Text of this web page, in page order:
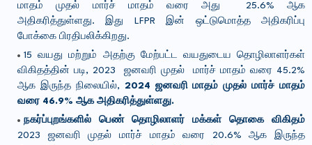
மாதம் முதல் மார்ச் மாதம் வரை அது 25.6% ஆக
அதிகரித்துள்ளது. இது LFPR இன் ஒட்டுமொத்த அதிகரிப்பு
போக்கை பிரதிபலிக்கிறது.
15 வயது மற்றும் அதற்கு மேற்பட்ட வயதுடைய தொழிலாளர்கள்
விகிதத்தின் படி, 2023 ஜனவரி முதல் மார்ச் மாதம் வரை 45.2%
ஆக இருந்த நிலையில், 2024 ஜனவரி மாதம் முதல் மார்ச் மாதம்
வரை 46.9% ஆக அதிகரித்துள்ளது.
நகர்ப்புறங்களில் பெண் தொழிலாளர் மக்கள் தொகை விகிதம்
2023 ஜனவரி முதல் மார்ச் மாதம் வரை 20.6% ஆக இருந்த